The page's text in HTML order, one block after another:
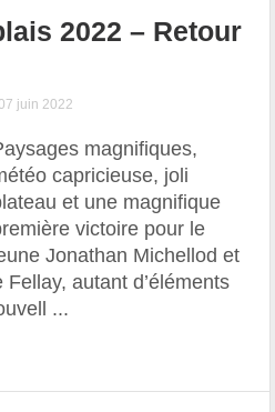
2022 – Retour
juin 2022
magnifiques,
capricieuse, joli
et une magnifique
victoire pour le
Jonathan Michellod et
autant d’éléments
...